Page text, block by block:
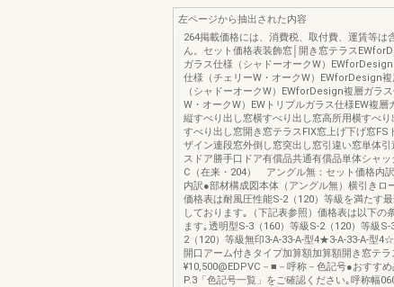
左ページから抽出された内容
264掲載価格には、消費税、取付費、運賃等は
ん。セット価格表装飾窓│開き窓テラス
ガラス仕様（シャドーオークW）
仕様（チェリーW・オークW）EWforDesign複
（シャドーオークW）EWforDesign複層ガラ
W・オークW）EWトリプルガラス仕様EW複層
縦すべり出し窓横すべり出し窓高所用横すべ
すべり出し窓開き窓テラスFIX窓上げ下げ窓FS
ザイン連段窓外倒し窓突出し窓引違い窓単体引
スドア勝手口ドア有償品共通有償品単体シャッ
C（在来・204） アングル無：セット価格内
内訳●部材構成図本体（アングル無）横引きロ
価格表は耐風圧性能S-2（120）等級を満たす
しております｡（下記表参照）価格表は以下の
ます｡透明型S-3（160）等級S-2（120）等級S-
2（120）等級無印3-A-33-A-型4★3-A-33-A-型
開口アーム付きタイプ加算額加算額開き窓テラ
¥10,500@EDPVC－■－呼称－色記号●おすす
P.3「色記号一覧」をご確認ください｡呼称幅